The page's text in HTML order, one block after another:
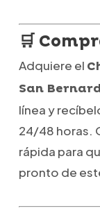
🛒
Adquiere el
San
línea y
24/48 horas.
rápida para
pronto de